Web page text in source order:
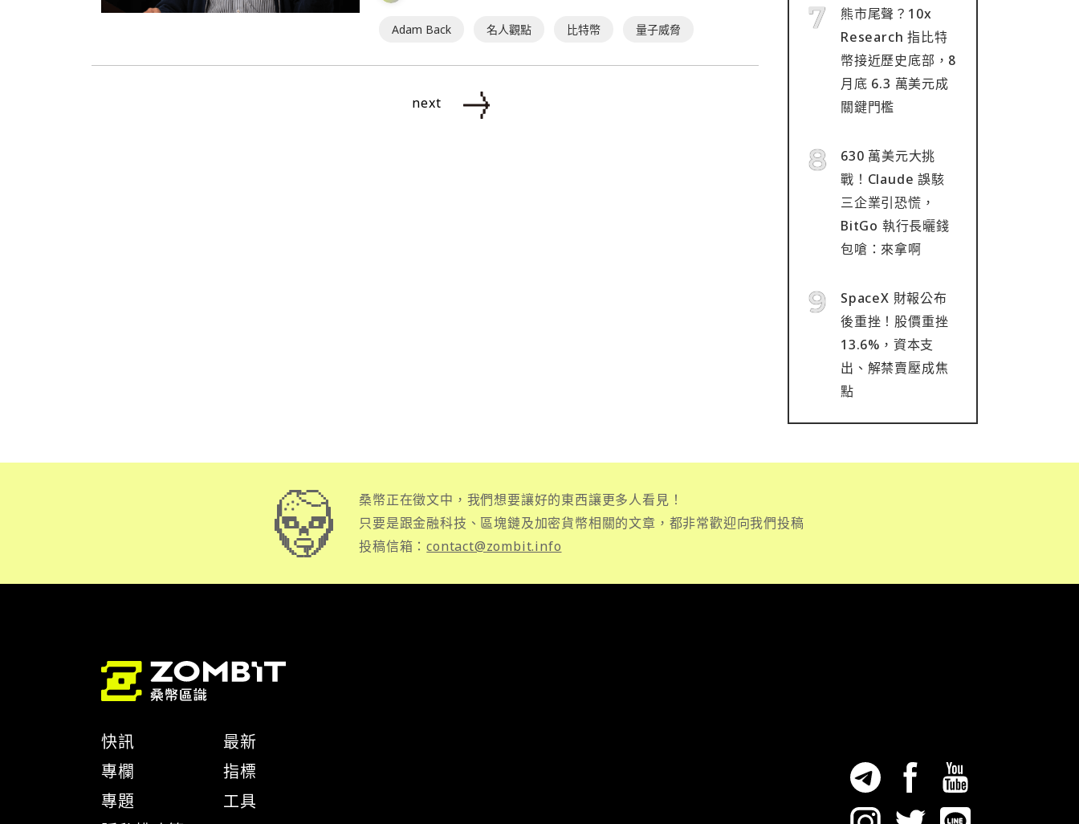
Adam Back 名人觀點 比特幣 量子威脅
next
熊市尾聲？10x
Research 指比特
幣接近歷史底部，8
月底 6.3 萬美元成
關鍵門檻
630 萬美元大挑
戰！Claude 誤駭
三企業引恐慌，
BitGo 執行長曬錢
包嗆：來拿啊
SpaceX 財報公布
後重挫！股價重挫
13.6%，資本支
出、解禁賣壓成焦
點
桑幣正在徵文中，我們想要讓好的東西讓更多人看見！
只要是跟金融科技、區塊鏈及加密貨幣相關的文章，都非常歡迎向我們投稿
投稿信箱：contact@zombit.info
快訊
專欄
專題
最新
指標
工具